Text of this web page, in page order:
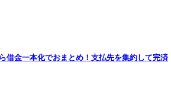
借金一本化でおまとめ！支払先を集約して完済